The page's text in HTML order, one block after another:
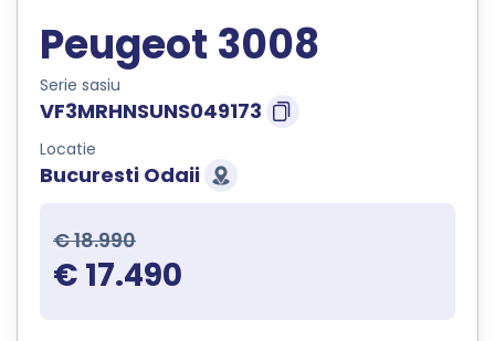
Peugeot 3008
Serie sasiu
VF3MRHNSUNS049173
Locatie
Bucuresti Odaii
€ 18.990
€ 17.490